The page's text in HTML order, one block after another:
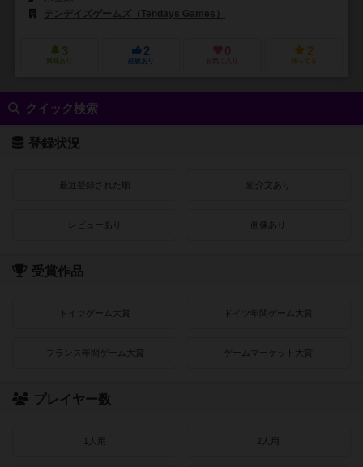
テンデイズゲームズ（Tendays Games）
3
興味あり
2
経験あり
0
お気に入り
2
持ってる
クイック検索
登録状況
最近登録された順 紹介文あり
レビューあり 画像あり
受賞作品
ドイツゲーム大賞 ドイツ年間ゲーム大賞
フランス年間ゲーム大賞 ゲームマーケット大賞
プレイヤー数
1人用 2人用